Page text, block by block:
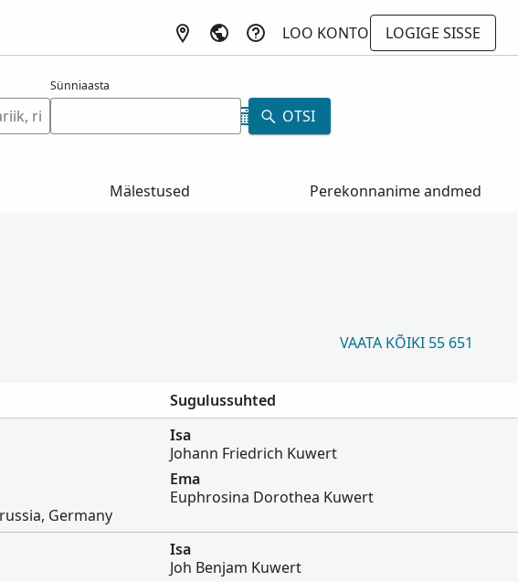
LOO KONTO
LOGIGE SISSE
Sünniaasta
OTSI
Mälestused Perekonnanime andmed
VAATA KÕIKI 55 651
Sugulussuhted
Germany
Isa
Johann Friedrich Kuwert
Ema
Euphrosina Dorothea Kuwert
Isa
Joh Benjam Kuwert